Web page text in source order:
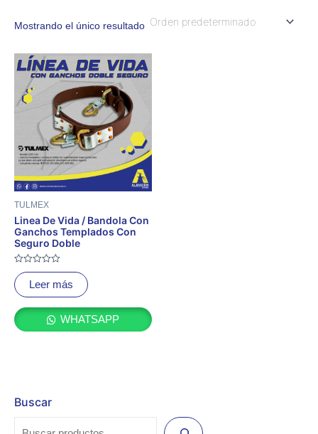
Buscar
Mostrando el único resultado
TULMEX
Linea De Vida / Bandola Con
Ganchos Templados Con
Seguro Doble
Valorado
con
0
de
Leer más
WHATSAPP